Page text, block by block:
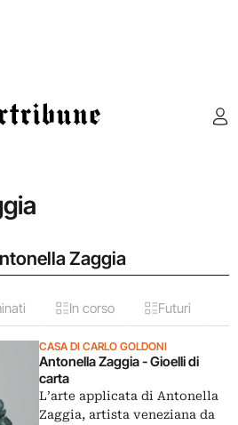
Zaggia
In corso Futuri
CASA DI CARLO GOLDONI
Antonella Zaggia - Gioelli di
carta
L’arte applicata di Antonella
Zaggia, artista veneziana da